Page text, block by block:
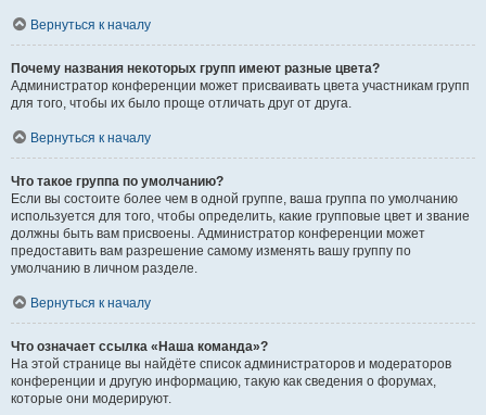
Вернуться к началу
Почему названия некоторых групп имеют разные цвета?
Администратор конференции может присваивать цвета участникам групп
для того, чтобы их было проще отличать друг от друга.
Вернуться к началу
Что такое группа по умолчанию?
Если вы состоите более чем в одной группе, ваша группа по умолчанию
используется для того, чтобы определить, какие групповые цвет и звание
должны быть вам присвоены. Администратор конференции может
предоставить вам разрешение самому изменять вашу группу по
умолчанию в личном разделе.
Вернуться к началу
Что означает ссылка «Наша команда»?
На этой странице вы найдёте список администраторов и модераторов
конференции и другую информацию, такую как сведения о форумах,
которые они модерируют.